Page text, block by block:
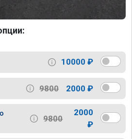
10000 ₽
9800 2000 ₽
9800
2000
₽